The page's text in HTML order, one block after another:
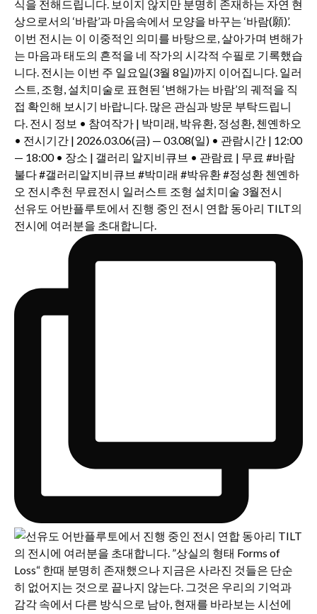
선유도 어반플루토에서 진행 중인 전시 연합 동아리 TILT의
전시에 여러분을 초대합니다.